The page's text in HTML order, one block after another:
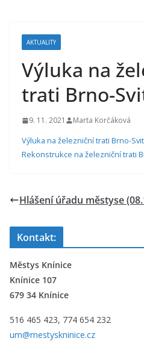
AKTUALITY
Výluka na
trati Brno-
9. 11. 2021 Marta Korčáková
Výluka na železniční trati Brno-
Rekonstrukce na železniční trati
Hlášení úřadu městyse
Kontakt:
Městys Knínice
Knínice 107
679 34 Knínice
516 465 423, 774 654 232
um@mestyskninice.cz